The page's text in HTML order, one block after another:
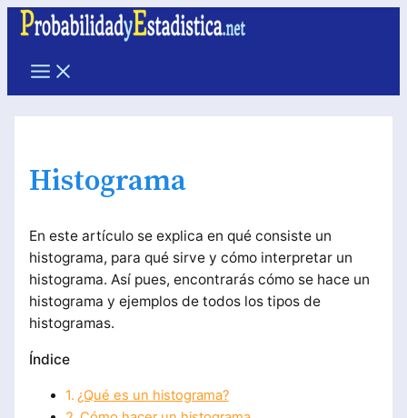
contenido
Main
Menu
Histograma
En este artículo se explica en qué consiste un
histograma, para qué sirve y cómo interpretar un
histograma. Así pues, encontrarás cómo se hace un
histograma y ejemplos de todos los tipos de
histogramas.
Índice
¿Qué es un histograma?